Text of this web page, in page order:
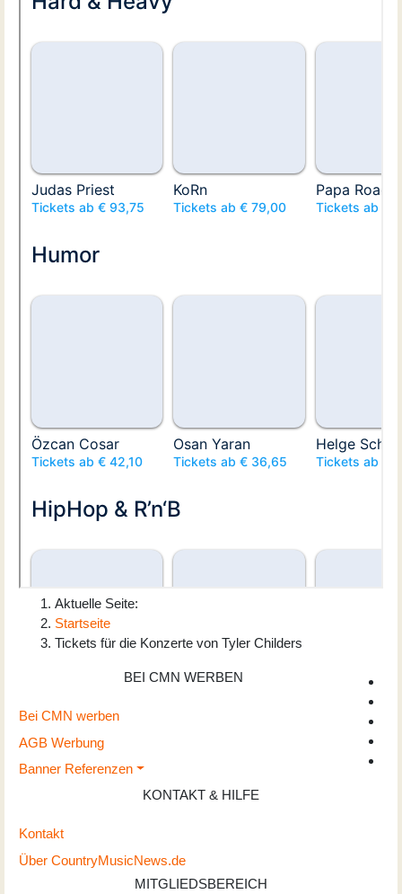
Aktuelle Seite:
Startseite
Tickets für die Konzerte von Tyler Childers
BEI CMN WERBEN
Bei CMN werben
AGB Werbung
Banner Referenzen
KONTAKT & HILFE
Kontakt
Über CountryMusicNews.de
MITGLIEDSBEREICH